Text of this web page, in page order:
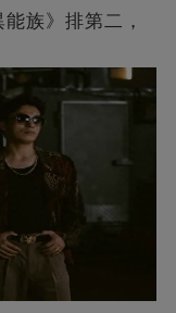
族》排第二，